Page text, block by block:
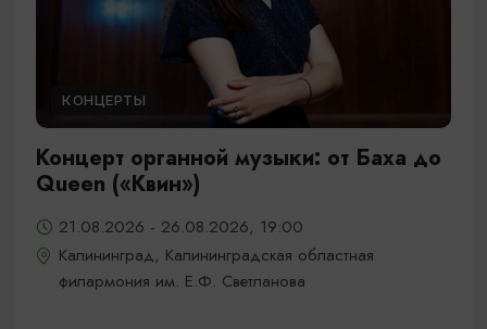
КОНЦЕРТЫ
Концерт органной музыки: от Баха до
Queen («Квин»)
21.08.2026 - 26.08.2026, 19:00
Калининград, Калининградская областная
филармония им. Е.Ф. Светланова